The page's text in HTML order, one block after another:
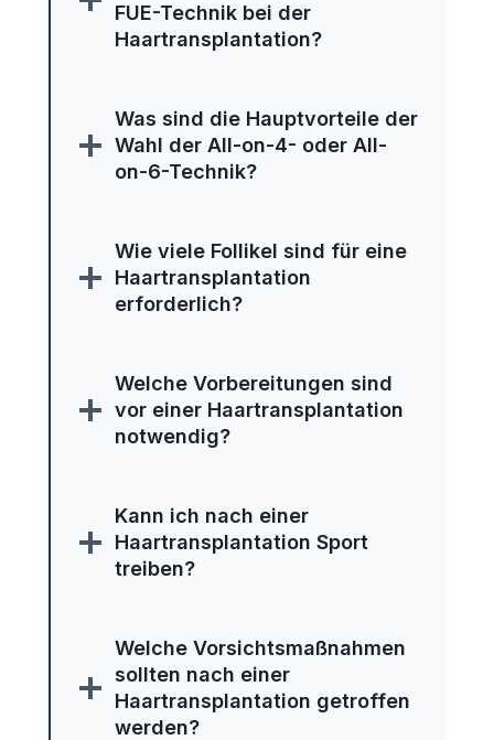
FUE-Technik bei der
Haartransplantation?
Was sind die Hauptvorteile der
Wahl der All-on-4- oder All-
on-6-Technik?
Wie viele Follikel sind für eine
Haartransplantation
erforderlich?
Welche Vorbereitungen sind
vor einer Haartransplantation
notwendig?
Kann ich nach einer
Haartransplantation Sport
treiben?
Welche Vorsichtsmaßnahmen
sollten nach einer
Haartransplantation getroffen
werden?